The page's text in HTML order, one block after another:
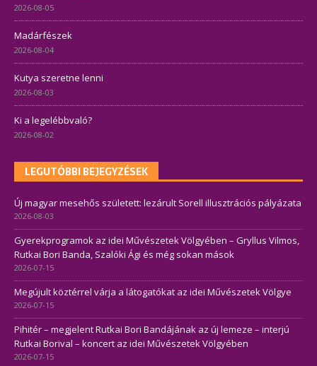
2026-08-05
Madárfészek
2026-08-04
Kutya szeretne lenni
2026-08-03
Ki a legelébbvaló?
2026-08-02
LEGUTÓBBI BEJEGYZÉSEK
Új magyar mesehős született: lezárult Sorell illusztrációs pályázata
2026-08-03
Gyerekprogramok az idei Művészetek Völgyében – Gryllus Vilmos,
Rutkai Bori Banda, Szalóki Ági és még sokan mások
2026-07-15
Megújult köztérrel várja a látogatókat az idei Művészetek Völgye
2026-07-15
Pihitér – megjelent Rutkai Bori Bandájának az új lemeze – interjú
Rutkai Borival – koncert az idei Művészetek Völgyében
2026-07-15